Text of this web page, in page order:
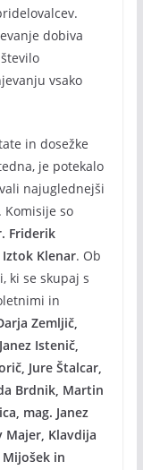
dobiva
vsako
in dosežke
je potekalo
najuglednejši
Komisije so
Friderik
Iztok Klenar. Ob
ki se skupaj s
in
Zemljič,
Istenič,
Jure Štalcar,
Brdnik, Martin
mag. Janez
Majer, Klavdija
in